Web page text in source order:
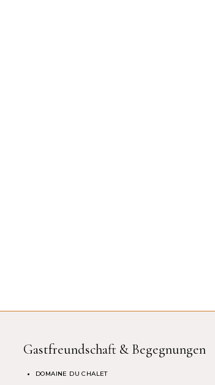
Gastfreundschaft & Begegnungen
DOMAINE DU CHALET